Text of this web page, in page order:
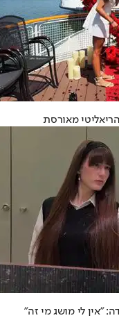
מאורסת
"אין לי מושג מי זה"